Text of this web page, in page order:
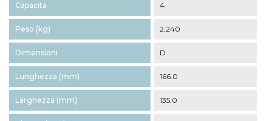
Capacità 4
Peso (kg) 2.240
Dimensioni D
Lunghezza (mm) 166.0
Larghezza (mm) 135.0